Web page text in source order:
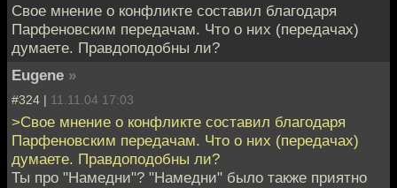
Свое мнение о конфликте составил благодаря
Парфеновским передачам. Что о них (передачах)
думаете. Правдоподобны ли?
Eugene »
#324 | 11.11.04 17:03
>Свое мнение о конфликте составил благодаря
Парфеновским передачам. Что о них (передачах)
думаете. Правдоподобны ли?
Ты про "Намедни"? "Намедни" было также приятно